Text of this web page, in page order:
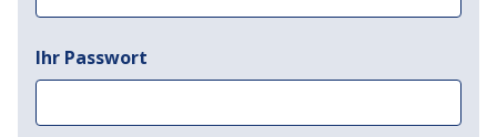
Ihr Passwort